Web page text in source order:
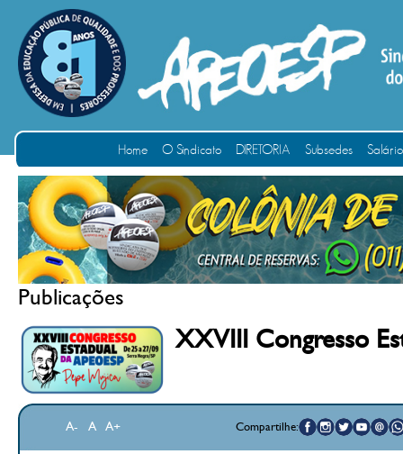
Home O Sindicato DIRETORIA Subsedes
Publicações
XXVIII Congresso
A- A A+ Compartilhe: